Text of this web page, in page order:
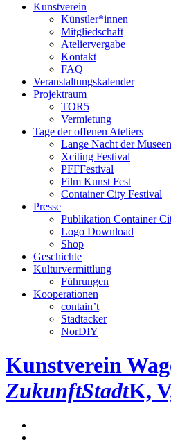
Kunstverein
Künstler*innen
Mitgliedschaft
Ateliervergabe
Kontakt
FAQ
Veranstaltungskalender
Projektraum
TOR5
Vermietung
Tage der offenen Ateliers
Lange Nacht der Museen
Xciting Festival
PFFFestival
Film Kunst Fest
Container City Festival
Presse
Publikation Container
Logo Download
Shop
Geschichte
Kulturvermittlung
Führungen
Kooperationen
contain’t
Stadtacker
NorDIY
Kunstverein
ZukunftStadtK,